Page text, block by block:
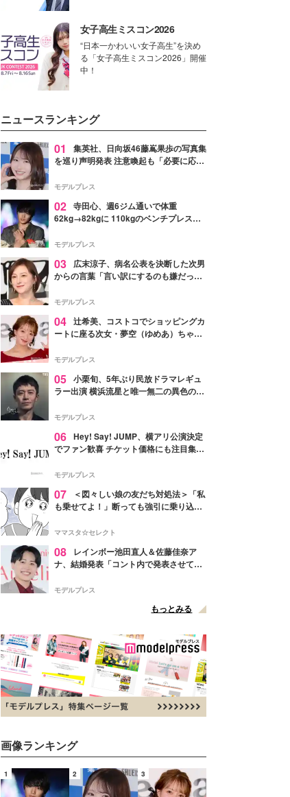
女子高生ミスコン2026
“日本一かわいい女子高生”を決め
る「女子高生ミスコン2026」開催
中！
ニュースランキング
01
集英社、日向坂46藤嶌果歩の写真集
を巡り声明発表 注意喚起も「必要に応じ
モデルプレス
02 寺田心、週6ジム通いで体重
62kg→82kgに 110kgのベンチプレス持
「かっこいい」と反響
モデルプレス
03
広末涼子、病名公表を決断した次男
からの言葉「言い訳にするのも嫌だっ
モデルプレス
04 辻希美、コストコでショッピングカ
ートに座る次女・夢空（ゆめあ）ちゃん
ぎ」「成長を感じる」の声
モデルプレス
05 小栗旬、5年ぶり民放ドラマレギュ
ラー出演 横浜流星と唯一無二の異色のバ
モデルプレス
06 Hey! Say! JUMP、横アリ公演決定
でファン歓喜 チケット価格にも注目集ま
モデルプレス
07
＜図々しい娘の友だち対処法＞「私
も乗せてよ！」断っても強引に乗り込ん
ママスタ☆セレクト
08
レインボー池田直人＆佐藤佳奈ア
ナ、結婚発表「コント内で発表させてい
点変更のため
モデルプレス
もっとみる
画像ランキング
1 2 3